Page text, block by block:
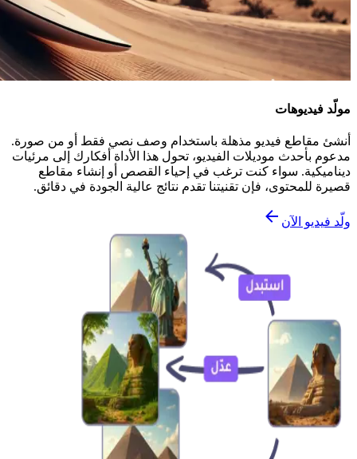
مولّد فيديوهات
أنشئ مقاطع فيديو مذهلة باستخدام وصف نصي فقط أو من صورة.
مدعوم بأحدث موديلات الفيديو، تحول هذا الأداة أفكارك إلى مرئيات
ديناميكية. سواء كنت ترغب في إحياء القصص أو إنشاء مقاطع
قصيرة للمحتوى، فإن تقنيتنا تقدم نتائج عالية الجودة في دقائق.
ولّد فيديو الآن